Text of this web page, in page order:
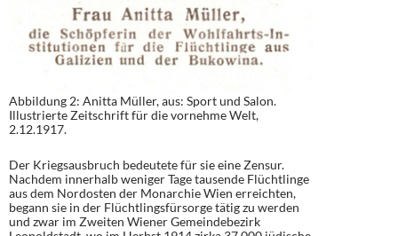
Abbildung 2: Anitta Müller, aus: Sport und Salon.
Illustrierte Zeitschrift für die vornehme Welt,
2.12.1917.
Der Kriegsausbruch bedeutete für sie eine Zensur.
Nachdem innerhalb weniger Tage tausende Flüchtlinge
aus dem Nordosten der Monarchie Wien erreichten,
begann sie in der Flüchtlingsfürsorge tätig zu werden
und zwar im Zweiten Wiener Gemeindebezirk